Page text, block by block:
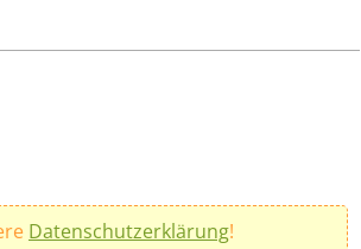
Datenschutzerklärung!